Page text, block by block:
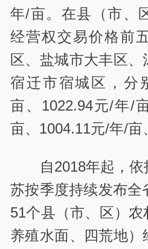
年/亩。在县（市、
经营权交易价格前
区、盐城市大丰区、
宿迁市宿城区，分
亩、1022.94元/年/
亩、1004.11元/年/亩
自2018年起，
苏按季度持续发布全
51个县（市、区）农
养殖水面、四荒地